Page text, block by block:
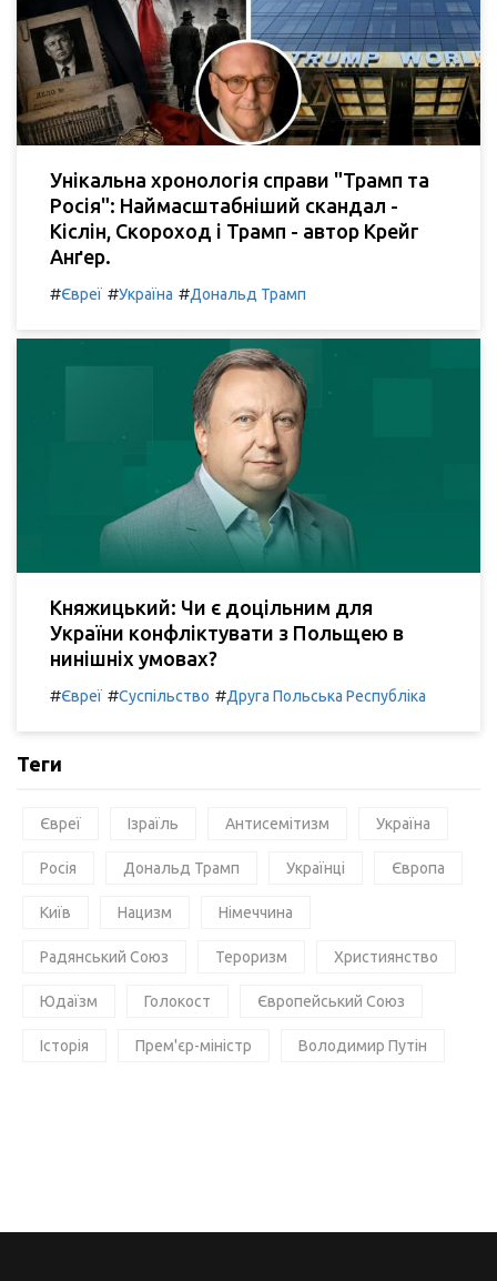
Унікальна хронологія справи "Трамп та
Росія": Наймасштабніший скандал -
Кіслін, Скороход і Трамп - автор Крейг
Анґер.
#Євреї #Україна #Дональд Трамп
Княжицький: Чи є доцільним для
України конфліктувати з Польщею в
нинішніх умовах?
#Євреї #Суспільство #Друга Польська Республіка
Теги
Євреї Ізраїль Антисемітизм Україна
Росія Дональд Трамп Українці Європа
Київ Нацизм Німеччина
Радянський Союз Тероризм Християнство
Юдаїзм Голокост Європейський Союз
Історія Прем'єр-міністр Володимир Путін